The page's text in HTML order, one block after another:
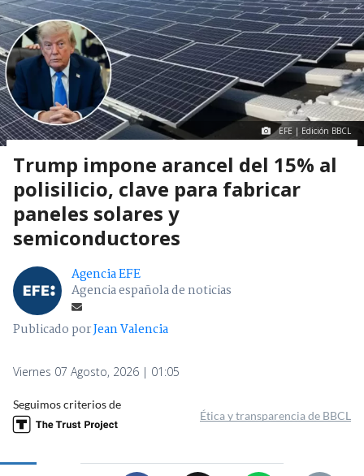
EFE | Edición BBCL
Trump impone arancel del 15% al
polisilicio, clave para fabricar
paneles solares y
semiconductores
Agencia EFE
Agencia española de noticias
Publicado porJean Valencia
Viernes 07 Agosto, 2026 | 01:05
Seguimos criterios de
Ética y transparencia de BBCL